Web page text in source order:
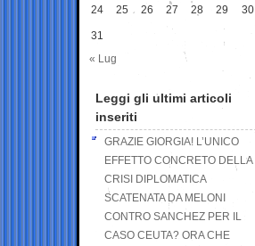
24 25 26 27 28 29 30
31
« Lug
Leggi gli ultimi articoli
inseriti
GRAZIE GIORGIA! L’UNICO
EFFETTO CONCRETO DELLA
CRISI DIPLOMATICA
SCATENATA DA MELONI
CONTRO SANCHEZ PER IL
CASO CEUTA? ORA CHE